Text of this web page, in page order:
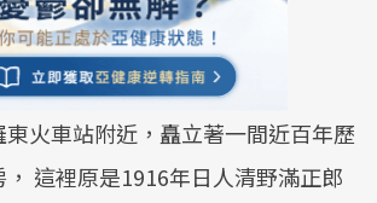
火車站附近，矗立著一間近百年歷
這裡原是1916年日人清野滿正郎